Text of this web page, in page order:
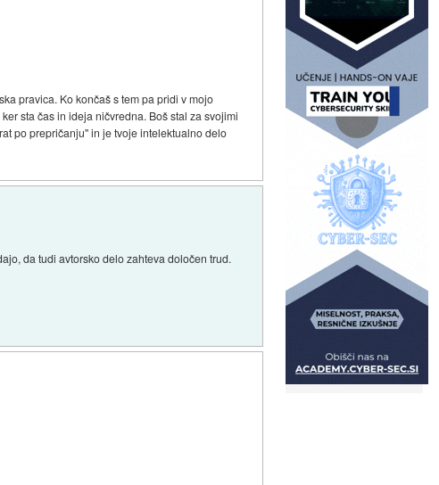
pravica. Ko končaš s tem pa pridi v mojo
sta čas in ideja ničvredna. Boš stal za svojimi
po prepričanju" in je tvoje intelektualno delo
da tudi avtorsko delo zahteva določen trud.